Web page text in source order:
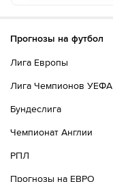
Прогнозы на футбол
Лига Европы
Лига Чемпионов УЕФА
Бундеслига
Чемпионат Англии
РПЛ
Прогнозы на ЕВРО